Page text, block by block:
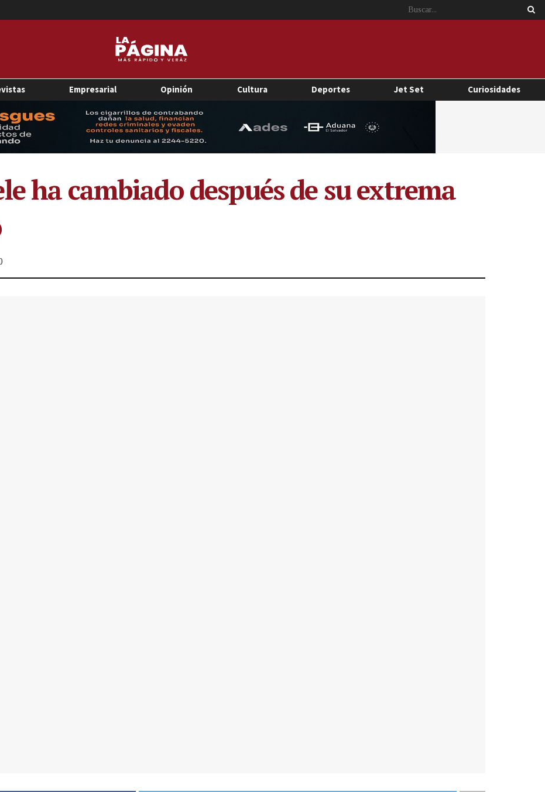
Empresarial Opinión Cultura Deportes Jet Set Curiosidades
ha cambiado después de su extrema